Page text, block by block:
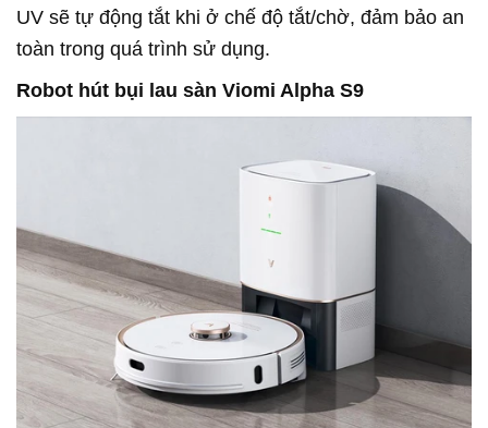
UV sẽ tự động tắt khi ở chế độ tắt/chờ, đảm bảo an
toàn trong quá trình sử dụng.
Robot hút bụi lau sàn Viomi Alpha S9